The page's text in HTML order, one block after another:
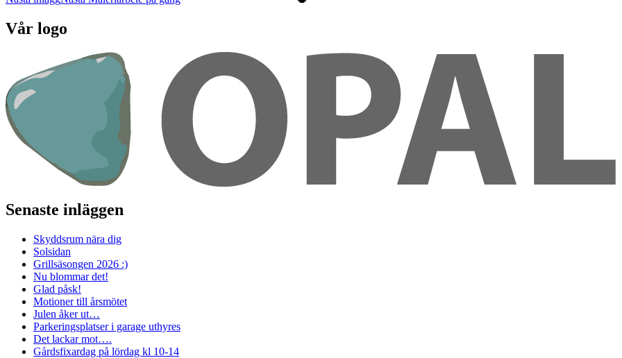
Vår logo
Senaste inläggen
Skyddsrum nära dig
Solsidan
Grillsäsongen 2026 :)
Nu blommar det!
Glad påsk!
Motioner till årsmötet
Julen åker ut…
Parkeringsplatser i garage uthyres
Det lackar mot….
Gårdsfixardag på lördag kl 10-14